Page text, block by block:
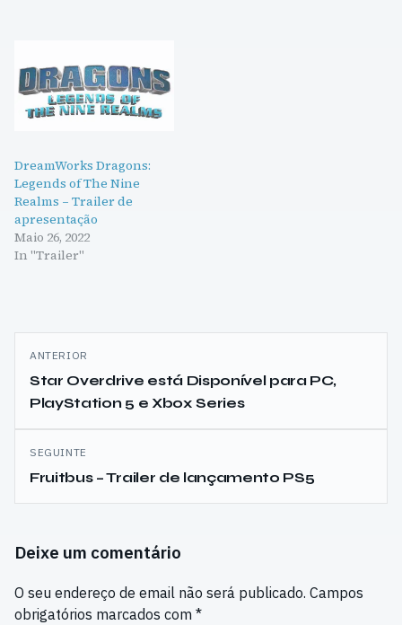
DreamWorks Dragons:
Legends of The Nine
Realms – Trailer de
apresentação
Maio 26, 2022
In "Trailer"
Navegação
de
artigos
ANTERIOR
Star Overdrive está Disponível para PC,
PlayStation 5 e Xbox Series
SEGUINTE
Fruitbus – Trailer de lançamento PS5
Deixe um comentário
O seu endereço de email não será publicado. Campos
obrigatórios marcados com *